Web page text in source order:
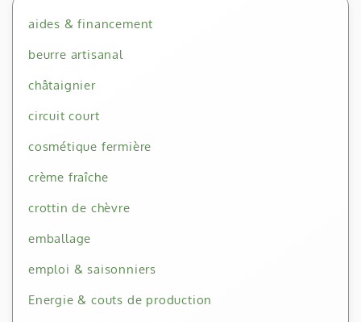
aides & financement
beurre artisanal
châtaignier
circuit court
cosmétique fermière
crème fraîche
crottin de chèvre
emballage
emploi & saisonniers
Energie & couts de production